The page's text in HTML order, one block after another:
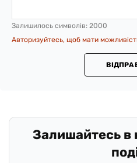
Залишилось символів: 2000
Авторизуйтесь, щоб мати
Залишайтесь в